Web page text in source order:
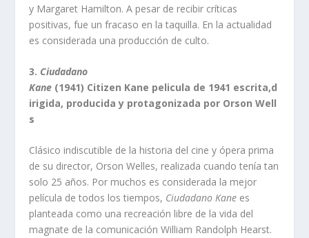
y Margaret Hamilton. A pesar de recibir críticas
positivas, fue un fracaso en la taquilla. En la actualidad
es considerada una producción de culto.
3. Ciudadano
Kane (1941) Citizen Kane pelicula de 1941 escrita,d
irigida, producida y protagonizada por Orson Well
s
Clásico indiscutible de la historia del cine y ópera prima
de su director, Orson Welles, realizada cuando tenía tan
solo 25 años. Por muchos es considerada la mejor
película de todos los tiempos, Ciudadano Kane es
planteada como una recreación libre de la vida del
magnate de la comunicación William Randolph Hearst.